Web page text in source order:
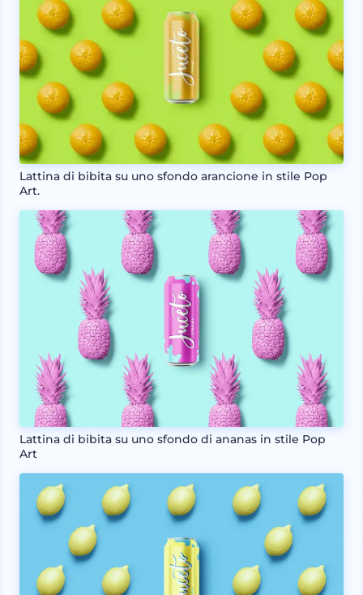
Lattina di bibita su uno sfondo arancione in stile Pop
Art.
Lattina di bibita su uno sfondo di ananas in stile Pop
Art